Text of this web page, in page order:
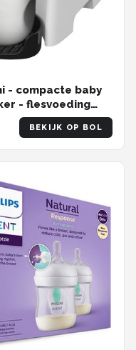
- compacte baby
- flesvoeding
BEKIJK OP BOL